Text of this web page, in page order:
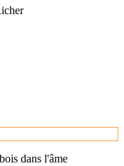
dans l'âme